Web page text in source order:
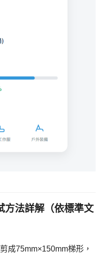
方法詳解（依標準文
成75mm×150mm梯形，